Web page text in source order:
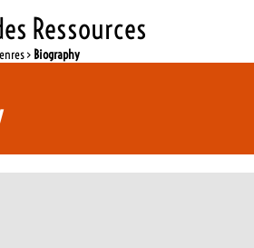
Ressources
> Biography